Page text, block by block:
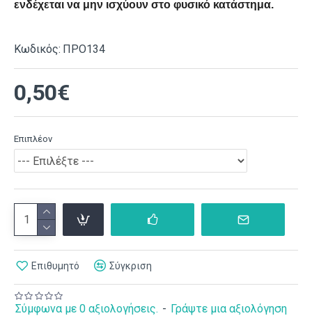
ενδέχεται να μην ισχύουν στο φυσικό κατάστημα.
Κωδικός: ΠΡΟ134
Σύμφωνα με 0 αξιολογήσεις. - Γράψτε μια αξιολόγηση
0,50€
Επιπλέον
Επιθυμητό Σύγκριση